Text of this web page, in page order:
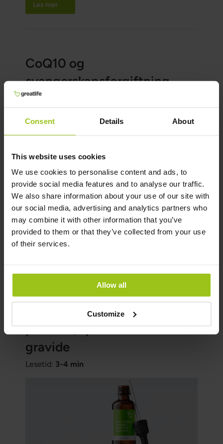
Consent Details About
This website uses cookies
We use cookies to personalise content and ads, to
provide social media features and to analyse our traffic.
We also share information about your use of our site with
our social media, advertising and analytics partners who
may combine it with other information that you’ve
provided to them or that they’ve collected from your use
of their services.
Allow all
Customize
barnet lide av D-vitaminmangel.
Les mer
CoQ10 og
svangerskapsforgiftning
Lesetid:
Studier viser at tilskudd av CoQ10 (Koenzym
Q10) reduserer risikoen for
svangerskapsforgiftning, tidligere kalt
havandeskapsforgiftning.
Jodmangel er et vanlig
problem, spesielt blant
gravide
Lesetid: 3-4 min